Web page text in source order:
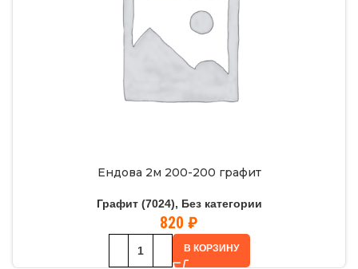
Ендова 2м 200-200 графит
Графит (7024), Без категории
820 ₽
В КОРЗИНУ